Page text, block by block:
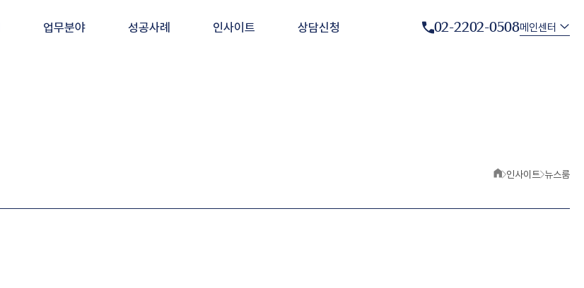
업무분야 성공사례 인사이트 상담신청 02-2202-0508메인센터
인사이트 뉴스룸